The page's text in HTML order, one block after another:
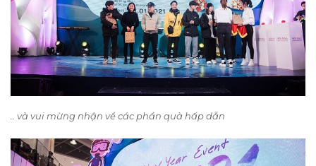
.. và vui mừng nhận về các phần quà hấp dẫn